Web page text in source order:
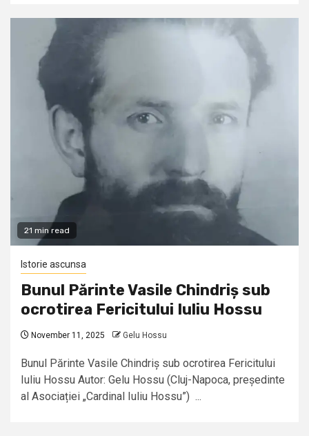
21 min read
Istorie ascunsa
Bunul Părinte Vasile Chindriș sub
ocrotirea Fericitului Iuliu Hossu
November 11, 2025 Gelu Hossu
Bunul Părinte Vasile Chindriș sub ocrotirea Fericitului
Iuliu Hossu Autor: Gelu Hossu (Cluj-Napoca, președinte
al Asociației „Cardinal Iuliu Hossu”) ...